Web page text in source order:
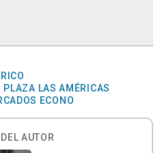
PLAZA LAS AMÉRICAS
ECONO
AUTOR